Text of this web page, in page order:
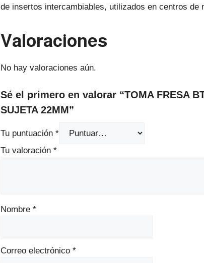
de insertos intercambiables, utilizados en centros de
Valoraciones
No hay valoraciones aún.
Sé el primero en valorar “TOMA FRESA
SUJETA 22MM”
Tu puntuación *
Tu valoración *
Nombre *
Correo electrónico *